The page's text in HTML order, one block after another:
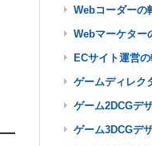
Webコーダーの
Webマーケター
ECサイト運営
ゲームディレク
ゲーム2DCGデ
ゲーム3DCGデ